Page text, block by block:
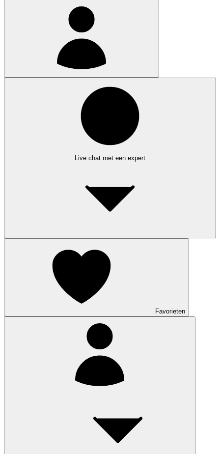
Live chat met een expert
Favorieten